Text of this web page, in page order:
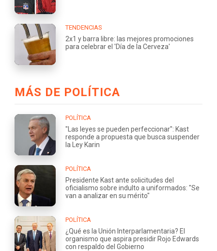
TENDENCIAS
2x1 y barra libre: las mejores promociones
para celebrar el 'Día de la Cerveza'
MÁS DE POLÍTICA
POLÍTICA
"Las leyes se pueden perfeccionar": Kast
responde a propuesta que busca suspender
la Ley Karin
POLÍTICA
Presidente Kast ante solicitudes del
oficialismo sobre indulto a uniformados: "Se
van a analizar en su mérito"
POLÍTICA
¿Qué es la Unión Interparlamentaria? El
organismo que aspira presidir Rojo Edwards
con respaldo del Gobierno